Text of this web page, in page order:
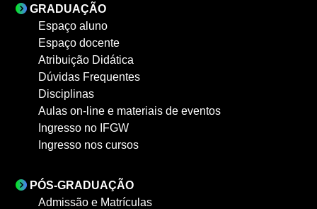
GRADUAÇÃO
Espaço aluno
Espaço docente
Atribuição Didática
Dúvidas Frequentes
Disciplinas
Aulas on-line e materiais de eventos
Ingresso no IFGW
Ingresso nos cursos
PÓS-GRADUAÇÃO
Admissão e Matrículas